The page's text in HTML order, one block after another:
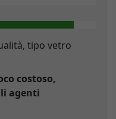
tipo vetro
costoso,
agenti